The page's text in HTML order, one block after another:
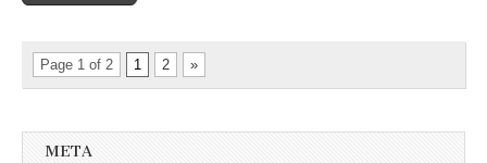
Page 1 of 2 1 2 »
META